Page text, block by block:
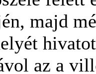
majd
az a